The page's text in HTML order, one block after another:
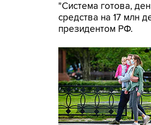
"Система готова,
средства на 17 млн
президентом РФ.